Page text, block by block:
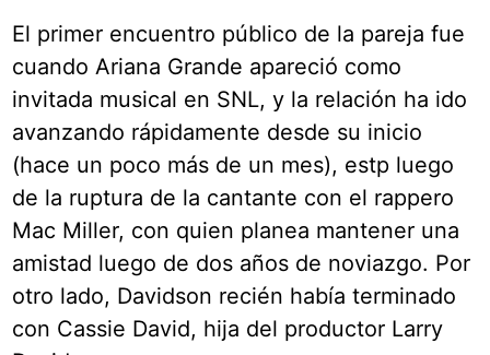
El primer encuentro público de la pareja fue
cuando Ariana Grande apareció como
invitada musical en SNL, y la relación ha ido
avanzando rápidamente desde su inicio
(hace un poco más de un mes), estp luego
de la ruptura de la cantante con el rappero
Mac Miller, con quien planea mantener una
amistad luego de dos años de noviazgo. Por
otro lado, Davidson recién había terminado
con Cassie David, hija del productor Larry